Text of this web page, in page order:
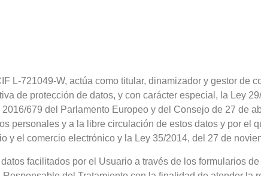
L-721049-W, actúa como titular, dinamizador y gestor de
de protección de datos, y con carácter especial, la Ley
679 del Parlamento Europeo y del Consejo de 27 de
personales y a la libre circulación de estos datos y por el
y el comercio electrónico y la Ley 35/2014, del 27 de
facilitados por el Usuario a través de los formularios